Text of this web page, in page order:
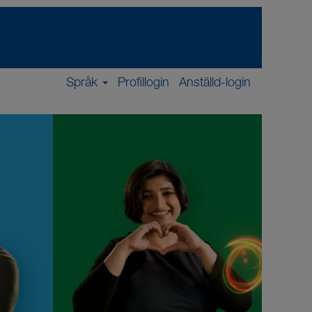
Språk Profillogin Anställd-login